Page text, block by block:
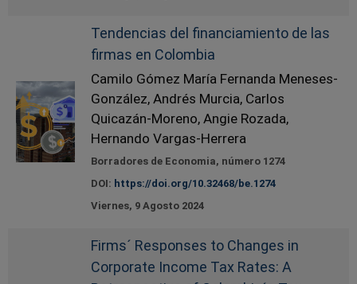
Tendencias del financiamiento de las
firmas en Colombia
Camilo Gómez María Fernanda Meneses-
González, Andrés Murcia, Carlos
Quicazán-Moreno, Angie Rozada,
Hernando Vargas-Herrera
Borradores de Economia, número 1274
DOI: https://doi.org/10.32468/be.1274
Viernes, 9 Agosto 2024
Firms´ Responses to Changes in
Corporate Income Tax Rates: A